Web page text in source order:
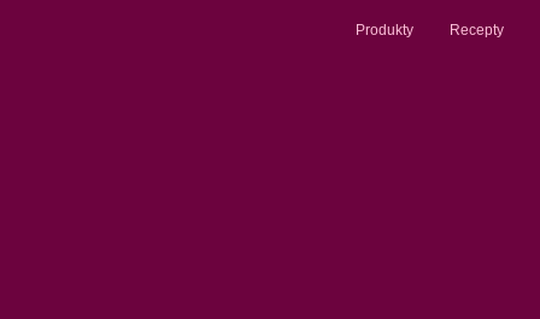
Produkty Recepty